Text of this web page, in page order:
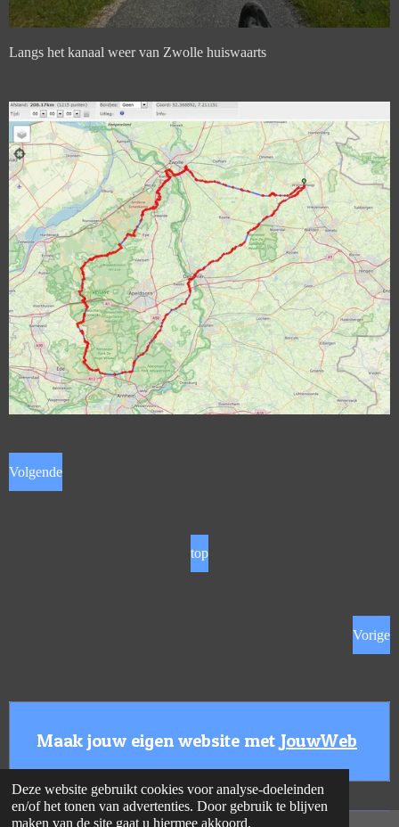
Deze website gebruikt cookies voor analyse-doeleinden
en/of het tonen van advertenties. Door gebruik te blijven
maken van de site gaat u hiermee akkoord.
Langs het kanaal weer van Zwolle huiswaarts
Volgende
top
Vorige
Maak jouw eigen website met JouwWeb